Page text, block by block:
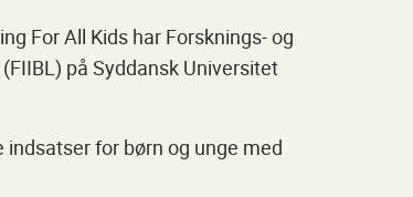
For All Kids har Forsknings- og
på Syddansk Universitet
for børn og unge med